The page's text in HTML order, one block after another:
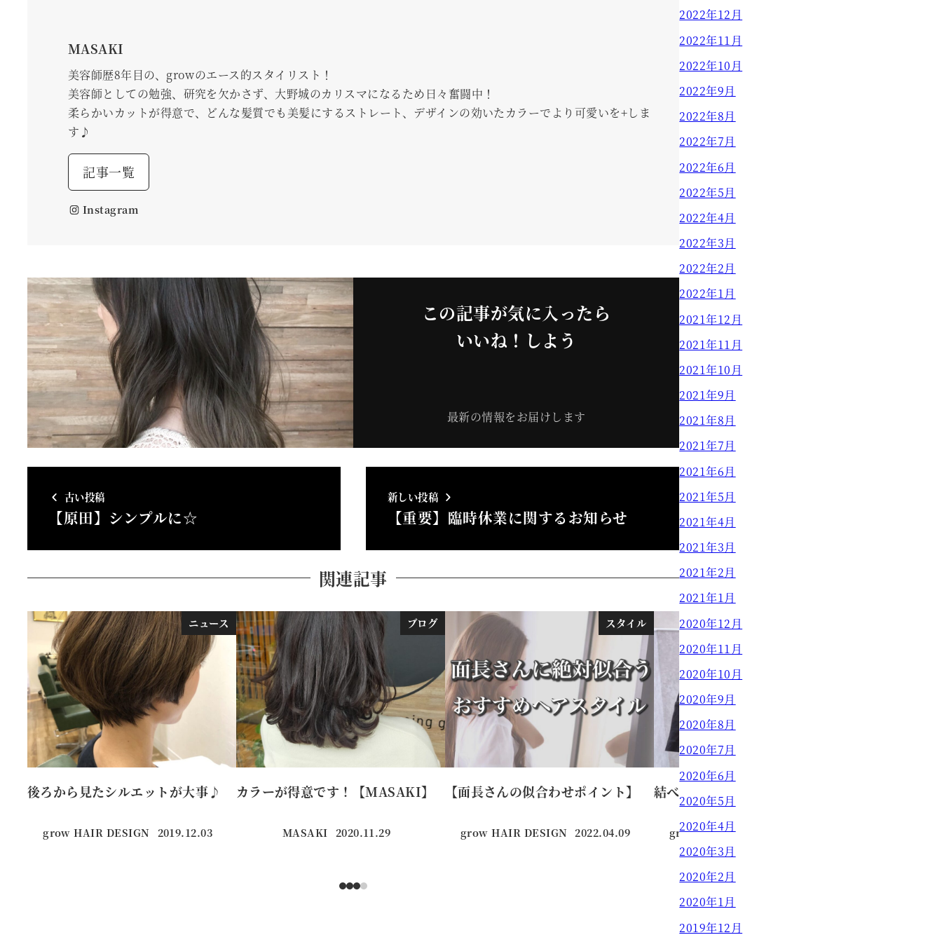
MASAKI
美容師歴8年目の、growのエース的スタイリスト！
美容師としての勉強、研究を欠かさず、大野城のカリスマになるため日々奮闘中！
柔らかいカットが得意で、どんな髪質でも美髪にするストレート、デザインの効いたカラーでより可愛いを+しま
す♪
記事一覧
Instagram
この記事が気に入ったら
いいね！しよう
最新の情報をお届けします
古い投稿
【原田】シンプルに☆
新しい投稿
【重要】臨時休業に関するお知らせ
関連記事
ニュース
後ろから見たシルエットが大事♪
grow HAIR DESIGN 投稿日
2019.12.03
ブログ
カラーが得意です！【MASAKI】
MASAKI 投稿日
2020.11.29
スタイル
【面長さんの似合わせポイント】
grow HAIR DESIGN 投稿日
2022.04.09
結べるボブが人気です。
grow HAIR DESIGN
2022年12月
2022年11月
2022年10月
2022年9月
2022年8月
2022年7月
2022年6月
2022年5月
2022年4月
2022年3月
2022年2月
2022年1月
2021年12月
2021年11月
2021年10月
2021年9月
2021年8月
2021年7月
2021年6月
2021年5月
2021年4月
2021年3月
2021年2月
2021年1月
2020年12月
2020年11月
2020年10月
2020年9月
2020年8月
2020年7月
2020年6月
2020年5月
2020年4月
2020年3月
2020年2月
2020年1月
2019年12月